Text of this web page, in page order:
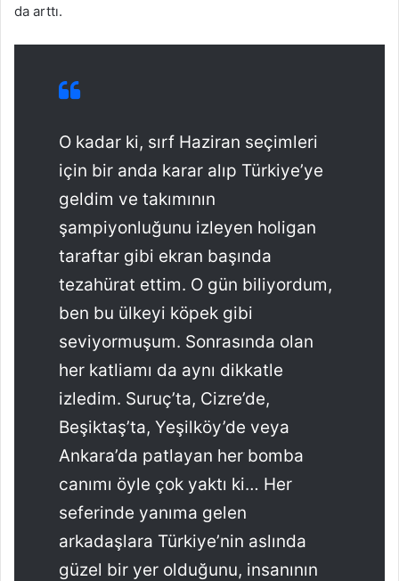
da arttı.
O kadar ki, sırf Haziran seçimleri
için bir anda karar alıp Türkiye’ye
geldim ve takımının
şampiyonluğunu izleyen holigan
taraftar gibi ekran başında
tezahürat ettim. O gün biliyordum,
ben bu ülkeyi köpek gibi
seviyormuşum. Sonrasında olan
her katliamı da aynı dikkatle
izledim. Suruç’ta, Cizre’de,
Beşiktaş’ta, Yeşilköy’de veya
Ankara’da patlayan her bomba
canımı öyle çok yaktı ki… Her
seferinde yanıma gelen
arkadaşlara Türkiye’nin aslında
güzel bir yer olduğunu, insanının